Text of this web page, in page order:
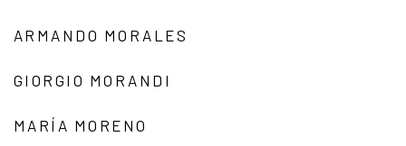
ARMANDO MORALES
GIORGIO MORANDI
MARÍA MORENO